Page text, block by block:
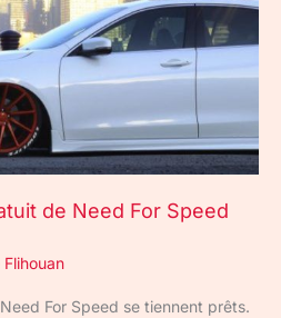
de Need For Speed
For Speed se tiennent prêts.